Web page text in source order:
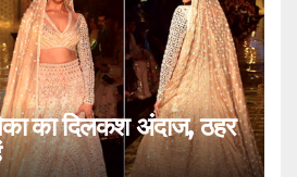
का दिलकश अंदाज, ठहर